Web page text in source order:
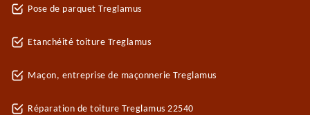
Pose de parquet Treglamus
Etanchéité toiture Treglamus
Maçon, entreprise de maçonnerie Treglamus
Réparation de toiture Treglamus 22540